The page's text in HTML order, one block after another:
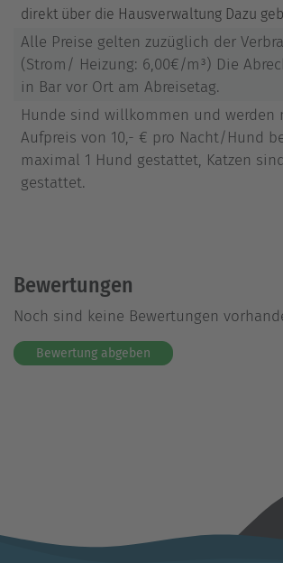
direkt über die Hausverwaltung Dazu
Alle Preise gelten zuzüglich der
(Strom/ Heizung: 6,00€/m³) Die
in Bar vor Ort am Abreisetag.
Hunde sind willkommen und werden
Aufpreis von 10,- € pro Nacht/Hund
maximal 1 Hund gestattet, Katzen
gestattet.
Bewertungen
Noch sind keine Bewertungen
Bewertung abgeben